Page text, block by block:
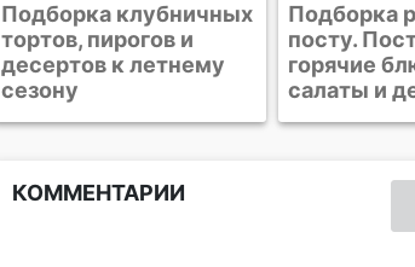
Подборка клубничных
тортов, пирогов и
десертов к летнему
сезону
Подборка
посту.
горячие
салаты и
КОММЕНТАРИИ